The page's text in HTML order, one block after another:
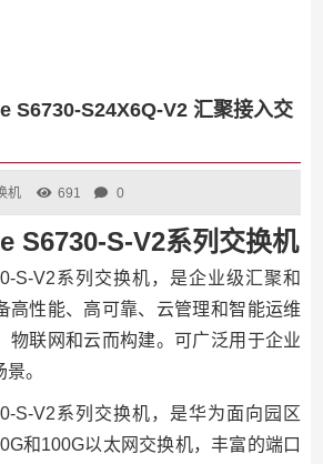
S6730-S24X6Q-V2 汇聚接入交
机 691 0
S6730-S-V2系列交换机
S-V2系列交换机，是企业级汇聚和
高性能、高可靠、云管理和智能运维
物联网和云而构建。可广泛用于企业
。
S-V2系列交换机，是华为面向园区
和100G以太网交换机，丰富的端口